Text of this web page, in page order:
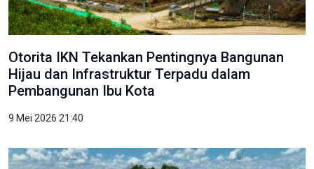
Otorita IKN Tekankan Pentingnya Bangunan
Hijau dan Infrastruktur Terpadu dalam
Pembangunan Ibu Kota
9 Mei 2026 21:40